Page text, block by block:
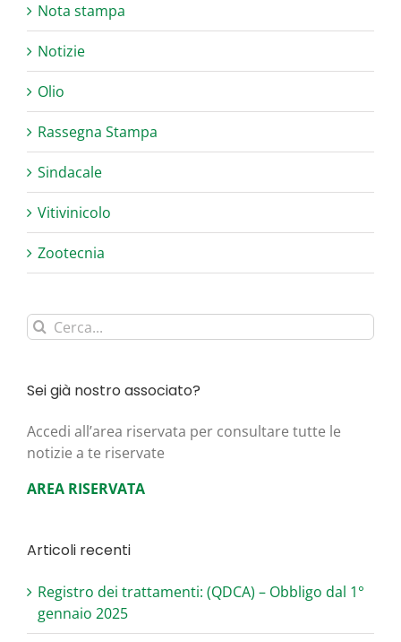
Nota stampa
Notizie
Olio
Rassegna Stampa
Sindacale
Vitivinicolo
Zootecnia
Cerca
per:
Sei già nostro associato?
Acce­di all’area riser­va­ta per con­sul­ta­re tut­te le
noti­zie a te riservate
AREA RISERVATA
Articoli recenti
Registro dei trattamenti: (QDCA) – Obbligo dal 1°
gennaio 2025